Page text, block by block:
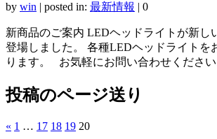
by win | posted in: 最新情報 | 0
新商品のご案内 LEDヘッドライトが新し
登場しました。 各種LEDヘッドライトを
ります。 お気軽にお問い合わせください
投稿のページ送り
« 1 … 17 18 19 20